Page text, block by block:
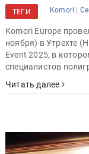
ТЕГИ Komori |
Komori Europe
ноября) в Утрехте
Event 2025, в
специалистов
Читать далее